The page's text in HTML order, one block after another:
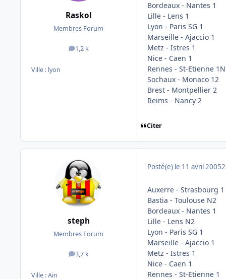
Raskol
Membres Forum
1,2 k
messages
Ville : lyon
Bordeaux - Nantes 1
Lille - Lens 1
Lyon - Paris SG 1
Marseille - Ajaccio 1
Metz - Istres 1
Nice - Caen 1
Rennes - St-Etienne 1N
Sochaux - Monaco 12
Brest - Montpellier 2
Reims - Nancy 2
Citer
steph
Membres Forum
3,7 k
messages
Ville :Ain
Posté(e) le 11 avril 2005
Auxerre - Strasbourg 1
Bastia - Toulouse N2
Bordeaux - Nantes 1
Lille - Lens N2
Lyon - Paris SG 1
Marseille - Ajaccio 1
Metz - Istres 1
Nice - Caen 1
Rennes - St-Etienne 1